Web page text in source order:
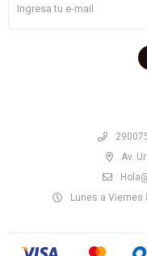
Av.
Lunes a Viernes